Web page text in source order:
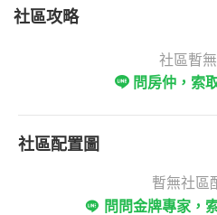
社區攻略
社區暫
問房仲，索
社區配置圖
暫無社區
問問金牌專家，